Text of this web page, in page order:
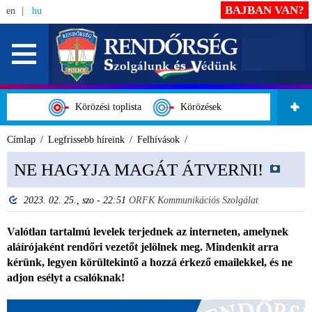
en hu
Körözési toplista Körözések
BAJBAN VAN?
Címlap Legfrissebb híreink Felhívások
NE HAGYJA MAGÁT ÁTVERNI!
2023. 02. 25., szo - 22:51 ORFK Kommunikációs Szolgálat
Valótlan tartalmú levelek terjednek az interneten, amelynek
aláírójaként rendőri vezetőt jelölnek meg. Mindenkit arra
kérünk, legyen körültekintő a hozzá érkező emailekkel, és ne
adjon esélyt a csalóknak!